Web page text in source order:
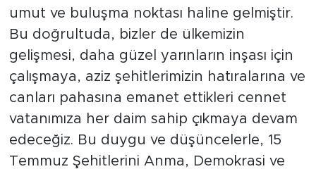
umut ve buluşma noktası haline gelmiştir.
Bu doğrultuda, bizler de ülkemizin
gelişmesi, daha güzel yarınların inşası için
çalışmaya, aziz şehitlerimizin hatıralarına ve
canları pahasına emanet ettikleri cennet
vatanımıza her daim sahip çıkmaya devam
edeceğiz. Bu duygu ve düşüncelerle, 15
Temmuz Şehitlerini Anma, Demokrasi ve